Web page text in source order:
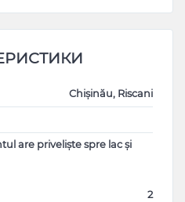
deranjați!!!
Chișinău, Riscani
are priveliște spre lac și
2